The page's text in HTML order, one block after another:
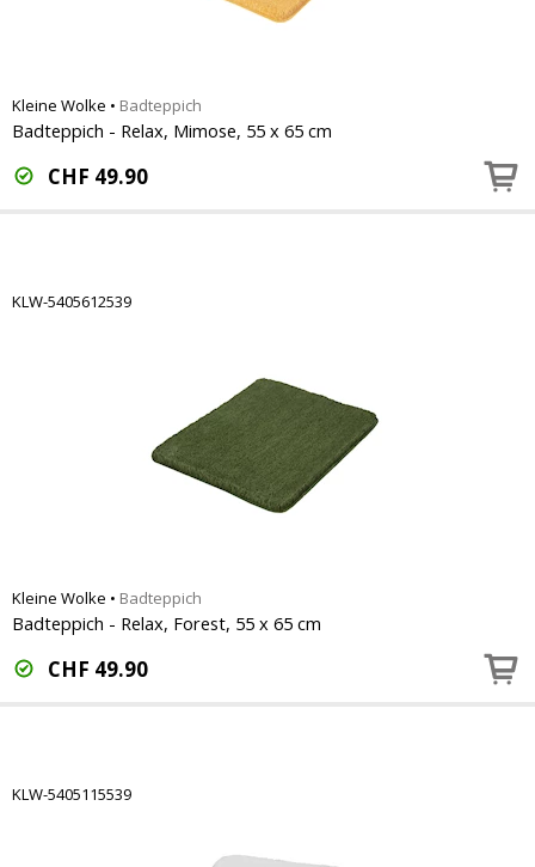
Kleine Wolke • Badteppich
Badteppich - Relax, Mimose, 55 x 65 cm
CHF 49.90
KLW-5405612539
Kleine Wolke • Badteppich
Badteppich - Relax, Forest, 55 x 65 cm
CHF 49.90
KLW-5405115539